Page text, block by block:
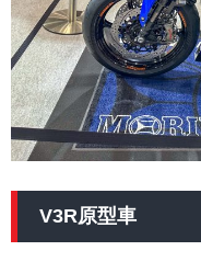
V3R原型車